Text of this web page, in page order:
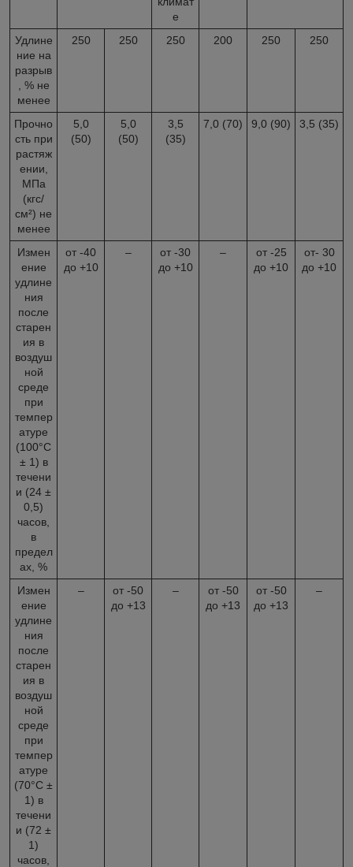
е
Удлине
ние на
разрыв
, % не
менее
250 250 250 200 250 250
Прочно
сть при
растяж
ении,
МПа
(кгс/
см²) не
менее
5,0
(50)
5,0
(50)
3,5
(35)
7,0 (70) 9,0 (90) 3,5 (35)
Измен
ение
удлине
ния
после
старен
ия в
воздуш
ной
среде
при
темпер
атуре
(100°С
± 1) в
течени
и (24 ±
0,5)
часов,
в
предел
ах, %
от -40
до +10
–
от -30
до +10
–
от -25
до +10
от- 30
до +10
Измен
ение
удлине
ния
после
старен
ия в
воздуш
ной
среде
при
темпер
атуре
(70°С ±
1) в
течени
и (72 ±
1)
часов,
–
от -50
до +13
–
от -50
до +13
от -50
до +13
–